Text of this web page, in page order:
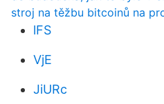
stroj na těžbu bitcoinů na
lFS
VjE
JiURc